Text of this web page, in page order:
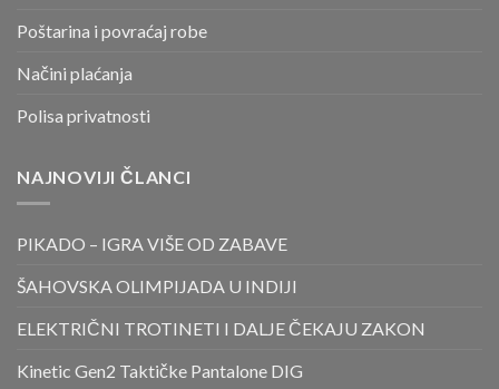
Poštarina i povraćaj robe
Načini plaćanja
Polisa privatnosti
NAJNOVIJI ČLANCI
PIKADO – IGRA VIŠE OD ZABAVE
ŠAHOVSKA OLIMPIJADA U INDIJI
ELEKTRIČNI TROTINETI I DALJE ČEKAJU ZAKON
Kinetic Gen2 Taktičke Pantalone DIG